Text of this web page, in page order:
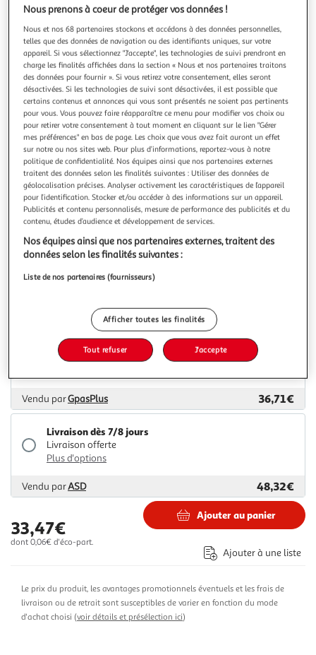
précédentesuivante
COROLLE
Poupon Bébé Calin Maria
A 18 mois, votre enfant commence les jeux d'imitation. Un
petit poupon est donc le jouet idéal à lui proposer pour
accompagner son développement.Du haut de ses 30 cm,
Bébé Calin Maria pourra être manipulé facilement par
votre enfant, car sa taille est parfaitement adaptée à ses
petits bras et mains.
En savoir +
Vendu par2KINGS
Livraison dès 4/5 jours
4,99€
Plus d'options
Vendu par2KINGS
Livraison dès 6/7 jours
Plus d'options
Multishop 34,71€
Livraison dès 6/7 jours
Livraison offerte
Vendu parGpasPlus 36,71€
Livraison dès 7/8 jours
Livraison offerte
Plus d'options
Vendu parASD 48,32€
33,47€
dont 0,06€ d'éco-part.
Ajouter au panier
Ajouter à une liste
Le prix du produit, les avantages promotionnels éventuels et les frais de
livraison ou de retrait sont susceptibles de varier en fonction du mode
d'achat choisi (voir détails et présélection ici)
Nous prenons à coeur de protéger vos données !
Nous et nos 68 partenaires stockons et accédons à des données personnelles,
telles que des données de navigation ou des identifiants uniques, sur votre
appareil. Si vous sélectionnez "J'accepte", les technologies de suivi prendront en
charge les finalités affichées dans la section « Nous et nos partenaires traitons
des données pour fournir ». Si vous retirez votre consentement, elles seront
désactivées. Si les technologies de suivi sont désactivées, il est possible que
certains contenus et annonces qui vous sont présentés ne soient pas pertinents
pour vous. Vous pouvez faire réapparaître ce menu pour modifier vos choix ou
pour retirer votre consentement à tout moment en cliquant sur le lien "Gérer
mes préférences" en bas de page. Les choix que vous avez fait auront un effet
sur notre ou nos sites web. Pour plus d’informations, reportez-vous à notre
politique de confidentialité. Nos équipes ainsi que nos partenaires externes
traitent des données selon les finalités suivantes : Utiliser des données de
géolocalisation précises. Analyser activement les caractéristiques de l’appareil
pour l’identification. Stocker et/ou accéder à des informations sur un appareil.
Publicités et contenu personnalisés, mesure de performance des publicités et du
contenu, études d’audience et développement de services.
Nos équipes ainsi que nos partenaires externes, traitent des
données selon les finalités suivantes :
Liste de nos partenaires (fournisseurs)
Afficher toutes les finalités
Tout refuser J'accepte